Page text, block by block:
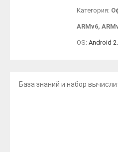
Категория:
ARMv6,
OS: Android
База знаний и набор